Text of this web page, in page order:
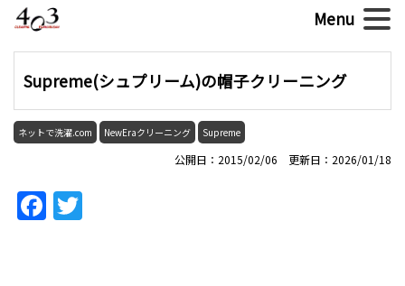
Supreme(シュプリーム)の帽子クリーニング
ネットで洗濯.com NewEraクリーニング Supreme
公開日：2015/02/06 更新日：2026/01/18
Facebook